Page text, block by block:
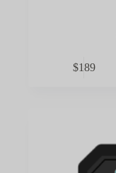
$189